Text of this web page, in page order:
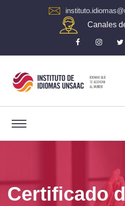
Canales
Certificado